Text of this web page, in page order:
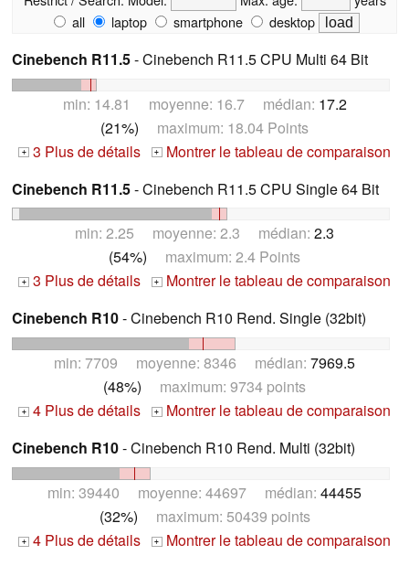
all
laptop smartphone desktop
Cinebench R11.5- Cinebench R11.5 CPU Multi 64 Bit
min: 14.81 moyenne: 16.7 médian: 17.2
(21%) maximum: 18.04 Points
+ 3 Plus de détails + Montrer le tableau de comparaison
Cinebench R11.5- Cinebench R11.5 CPU Single 64 Bit
min: 2.25 moyenne: 2.3 médian: 2.3
(54%) maximum: 2.4 Points
+ 3 Plus de détails + Montrer le tableau de comparaison
Cinebench R10- Cinebench R10 Rend. Single (32bit)
min: 7709 moyenne: 8346 médian: 7969.5
(48%) maximum: 9734 points
+ 4 Plus de détails + Montrer le tableau de comparaison
Cinebench R10- Cinebench R10 Rend. Multi (32bit)
min: 39440 moyenne: 44697 médian: 44455
(32%) maximum: 50439 points
+ 4 Plus de détails + Montrer le tableau de comparaison